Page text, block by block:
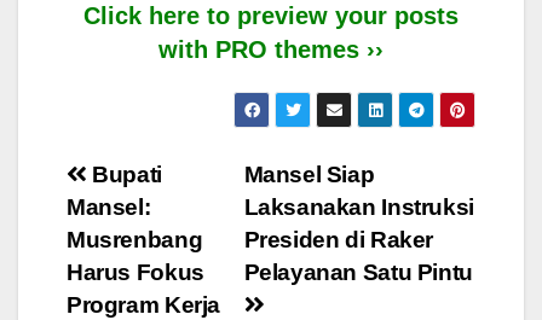
Click here to preview your posts
with PRO themes ››
Post
navigation
Mansel Siap
Laksanakan Instruksi
Presiden di Raker
Pelayanan Satu Pintu
Bupati
Mansel:
Musrenbang
Harus Fokus
Program Kerja